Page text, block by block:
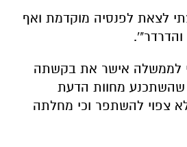
לצאת לפנסיה מוקדמת ואף
לממשלה אישר את בקשתה
מחוות הדעת
צפוי להשתפר וכי מחלתה